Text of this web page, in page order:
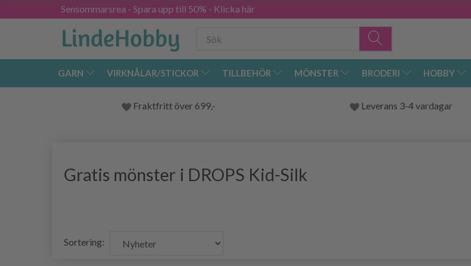
Sensommarsrea - Spara upp till 50% - Klicka här
GARN VIRKNÅLAR/STICKOR TILLBEHÖR MÖNSTER BRODERI HOBBY
Fraktfritt över 699,- Leverans 3-4 vardagar
Gratis mönster i DROPS Kid-Silk
Sortering: